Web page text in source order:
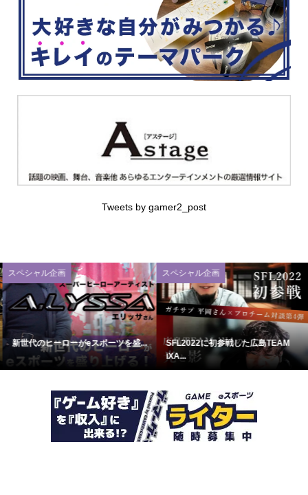
Tweets by gamer2_post
スペシャル企画
新世代のヒーローがeスポーツを盛...
スペシャル企画
SFL2022に初参戦した広島TEAM
iXA...